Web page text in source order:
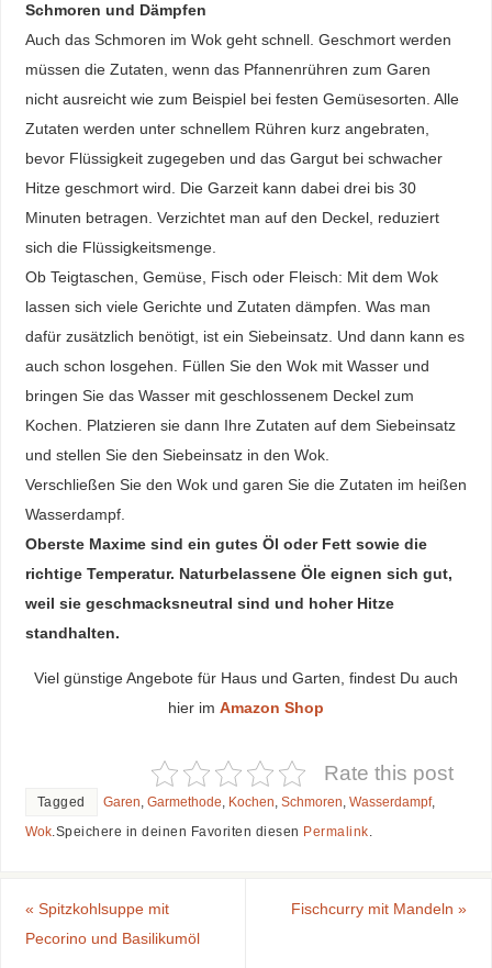
Schmoren und Dämpfen
Auch das Schmoren im Wok geht schnell. Geschmort werden
müssen die Zutaten, wenn das Pfannenrühren zum Garen
nicht ausreicht wie zum Beispiel bei festen Gemüsesorten. Alle
Zutaten werden unter schnellem Rühren kurz angebraten,
bevor Flüssigkeit zugegeben und das Gargut bei schwacher
Hitze geschmort wird. Die Garzeit kann dabei drei bis 30
Minuten betragen. Verzichtet man auf den Deckel, reduziert
sich die Flüssigkeitsmenge.
Ob Teigtaschen, Gemüse, Fisch oder Fleisch: Mit dem Wok
lassen sich viele Gerichte und Zutaten dämpfen. Was man
dafür zusätzlich benötigt, ist ein Siebeinsatz. Und dann kann es
auch schon losgehen. Füllen Sie den Wok mit Wasser und
bringen Sie das Wasser mit geschlossenem Deckel zum
Kochen. Platzieren sie dann Ihre Zutaten auf dem Siebeinsatz
und stellen Sie den Siebeinsatz in den Wok.
Verschließen Sie den Wok und garen Sie die Zutaten im heißen
Wasserdampf.
Oberste Maxime sind ein gutes Öl oder Fett sowie die
richtige Temperatur. Naturbelassene Öle eignen sich gut,
weil sie geschmacksneutral sind und hoher Hitze
standhalten.
Viel günstige Angebote für Haus und Garten, findest Du auch
hier im Amazon Shop
Rate this post
Tagged Garen, Garmethode, Kochen, Schmoren, Wasserdampf,
Wok.Speichere in deinen Favoriten diesen Permalink.
« Spitzkohlsuppe mit
Pecorino und Basilikumöl
Fischcurry mit Mandeln»